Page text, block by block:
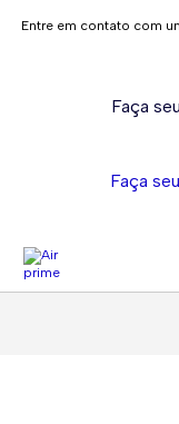
Entre em contato com
Faça
Faça